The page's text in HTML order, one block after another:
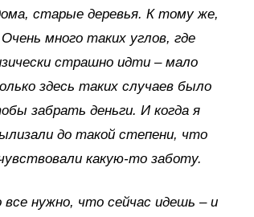
старые деревья. К тому же,
много таких углов, где
страшно идти – мало
здесь таких случаев было
забрать деньги. И когда я
до такой степени, что
какую-то заботу.
нужно, что сейчас идешь – и